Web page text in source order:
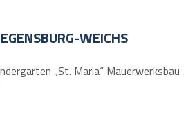
WEICHS
„St. Maria“ Mauerwerksbau